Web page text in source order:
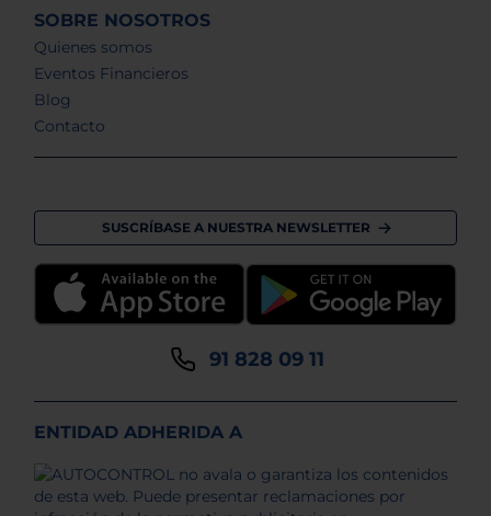
SOBRE NOSOTROS
Quienes somos
Eventos Financieros
Blog
Contacto
SUSCRÍBASE A NUESTRA NEWSLETTER
91 828 09 11
ENTIDAD ADHERIDA A